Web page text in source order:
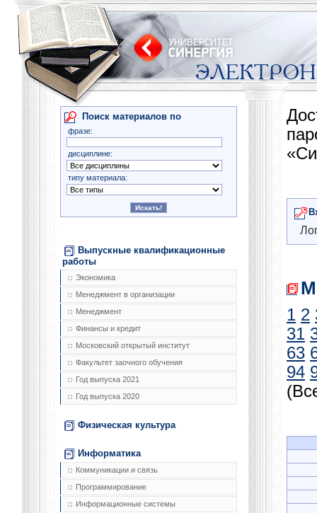
Поиск материалов по
фразе:
дисциплине:
типу материала:
Выпускные квалификационные
работы
Экономика
Менеджмент в организации
Менеджмент
Финансы и кредит
Московский открытый институт
Факультет заочного обучения
Год выпуска 2021
Год выпуска 2020
Физическая культура
Информатика
Коммуникации и связь
Программирование
Информационные системы
1 2
31
63
94